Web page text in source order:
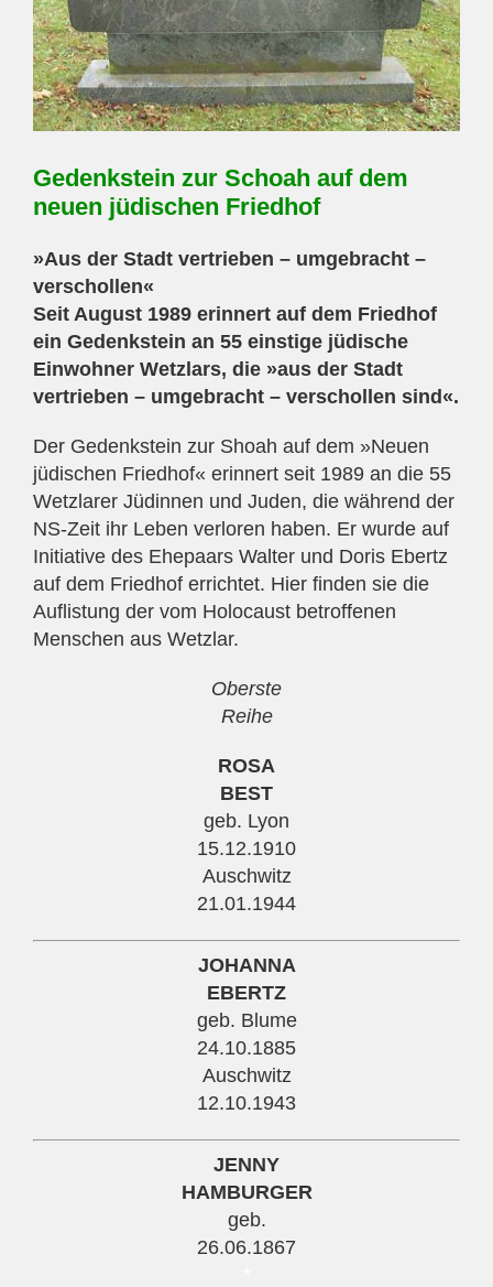
Gedenkstein zur Schoah auf dem
neuen jüdischen Friedhof
»Aus der Stadt vertrieben – umgebracht –
verschollen«
Seit August 1989 erinnert auf dem Friedhof
ein Gedenkstein an 55 einstige jüdische
Einwohner Wetzlars, die »aus der Stadt
vertrieben – umgebracht – verschollen sind«.
Der Gedenkstein zur Shoah auf dem »Neuen
jüdischen Friedhof« erinnert seit 1989 an die 55
Wetzlarer Jüdinnen und Juden, die während der
NS-Zeit ihr Leben verloren haben. Er wurde auf
Initiative des Ehepaars Walter und Doris Ebertz
auf dem Friedhof errichtet. Hier finden sie die
Auflistung der vom Holocaust betroffenen
Menschen aus Wetzlar.
Oberste
Reihe
ROSA
BEST
geb. Lyon
15.12.1910
Auschwitz
21.01.1944
JOHANNA
EBERTZ
geb. Blume
24.10.1885
Auschwitz
12.10.1943
JENNY
HAMBURGER
geb.
26.06.1867